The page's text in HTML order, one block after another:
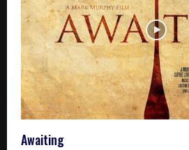
Awaiting